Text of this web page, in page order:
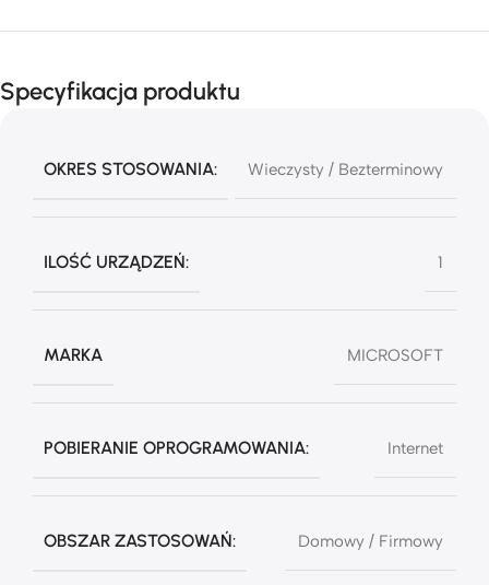
Specyfikacja produktu
OKRES STOSOWANIA: Wieczysty / Bezterminowy
ILOŚĆ URZĄDZEŃ: 1
MARKA MICROSOFT
POBIERANIE OPROGRAMOWANIA: Internet
OBSZAR ZASTOSOWAŃ: Domowy / Firmowy